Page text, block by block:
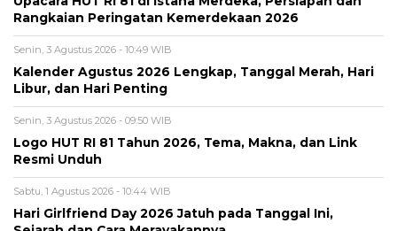
Nama*
Email *
Simpan nama, email, dan situs web saya pada peramban ini